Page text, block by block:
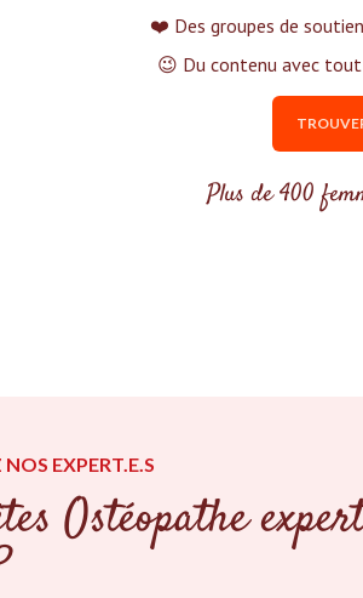
❤️ Des groupes de
😉 Du contenu avec
Plus de 400
EXPERT.E.S
Ostéopathe